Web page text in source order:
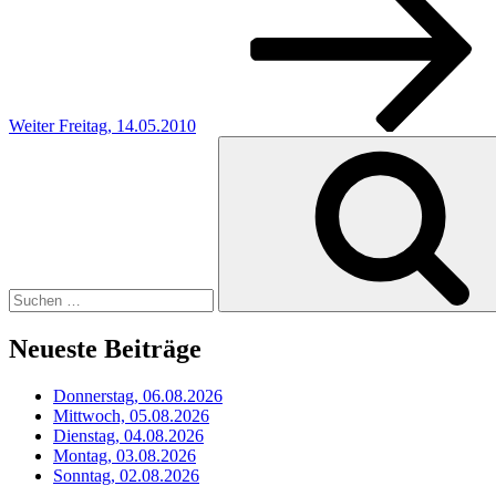
Weiter Freitag, 14.05.2010
Neueste Beiträge
Donnerstag, 06.08.2026
Mittwoch, 05.08.2026
Dienstag, 04.08.2026
Montag, 03.08.2026
Sonntag, 02.08.2026